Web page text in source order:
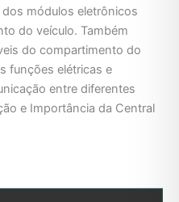
dos módulos eletrônicos
do veículo. Também
do compartimento do
funções elétricas e
entre diferentes
e Importância da Central